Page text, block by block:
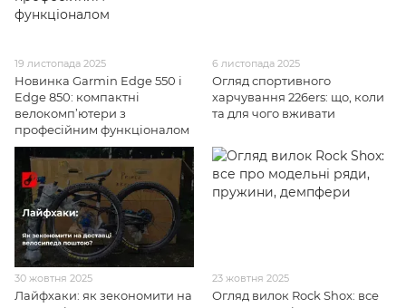
19 листопада 2025
Новинка Garmin Edge 550 і
Edge 850: компактні
велокомп’ютери з
професійним функціоналом
6 листопада 2025
Огляд спортивного
харчування 226ers: що, коли
та для чого вживати
30 жовтня 2025
Лайфхаки: як зекономити на
23 жовтня 2025
Огляд вилок Rock Shox: все